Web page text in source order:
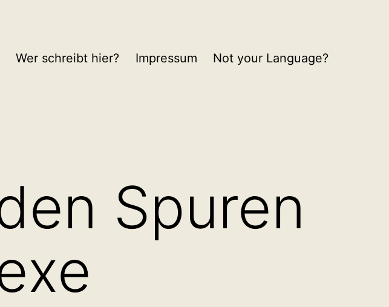
Wer schreibt hier? Impressum Not your Language?
Spuren